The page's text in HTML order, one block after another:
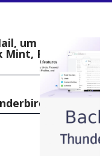
um aplicativo
Mint, Fedora,